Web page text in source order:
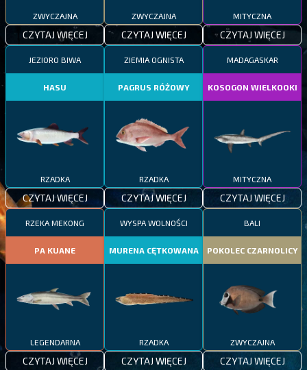
ZWYCZAJNA
CZYTAJ WIĘCEJ
ZWYCZAJNA
CZYTAJ WIĘCEJ
MITYCZNA
CZYTAJ WIĘCEJ
JEZIORO BIWA
HASU
RZADKA
CZYTAJ WIĘCEJ
ZIEMIA OGNISTA
PAGRUS RÓŻOWY
RZADKA
CZYTAJ WIĘCEJ
MADAGASKAR
KOSOGON WIELKOOKI
MITYCZNA
CZYTAJ WIĘCEJ
RZEKA MEKONG
PA KUANE
LEGENDARNA
CZYTAJ WIĘCEJ
WYSPA WOLNOŚCI
MURENA CĘTKOWANA
RZADKA
CZYTAJ WIĘCEJ
BALI
POKOLEC CZARNOLICY
ZWYCZAJNA
CZYTAJ WIĘCEJ